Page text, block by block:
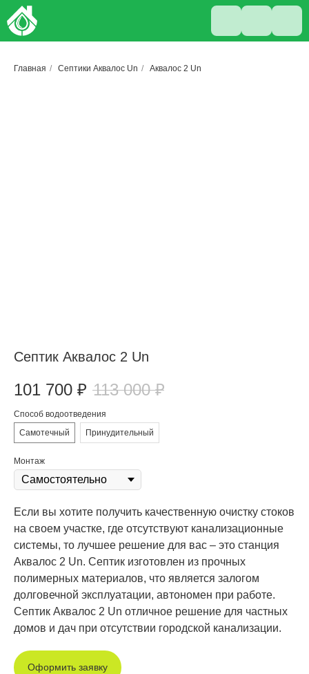
Главная / Септики Аквалос Un / Аквалос 2 Un
Септик Аквалос 2 Un
101 700 ₽ 113 000 ₽
Способ водоотведения
Самотечный
Принудительный
Монтаж
Если вы хотите получить качественную очистку стоков
на своем участке, где отсутствуют канализационные
системы, то лучшее решение для вас – это станция
Аквалос 2 Un. Септик изготовлен из прочных
полимерных материалов, что является залогом
долговечной эксплуатации, автономен при работе.
Септик Аквалос 2 Un отличное решение для частных
домов и дач при отсутствии городской канализации.
Оформить заявку